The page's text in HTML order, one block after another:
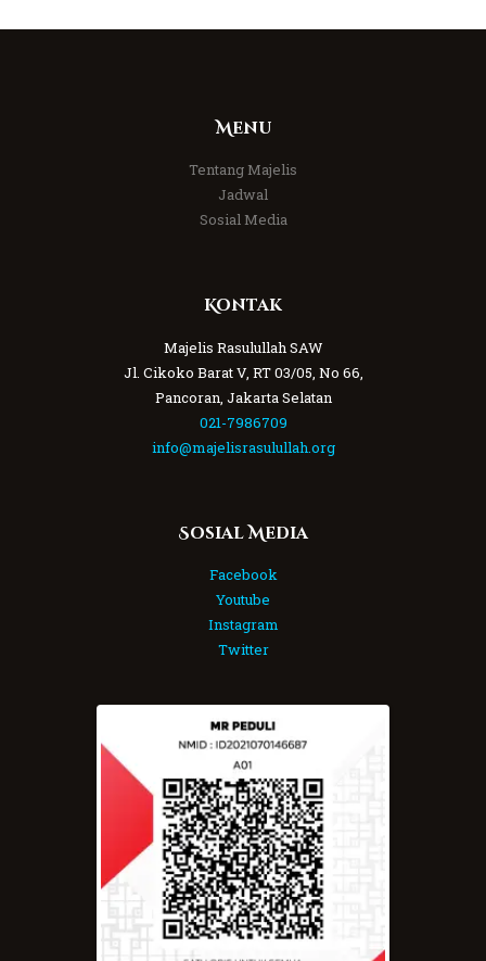
Menu
Tentang Majelis
Jadwal
Sosial Media
Kontak
Majelis Rasulullah SAW
Jl. Cikoko Barat V, RT 03/05, No 66,
Pancoran, Jakarta Selatan
021-7986709
info@majelisrasulullah.org
Sosial Media
Facebook
Youtube
Instagram
Twitter